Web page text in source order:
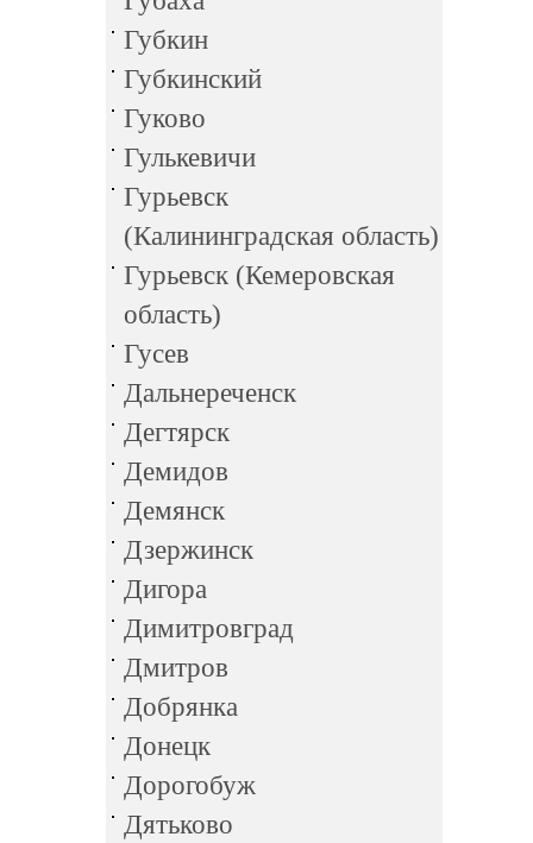
Губкин
Губкинский
Гуково
Гулькевичи
Гурьевск
(Калининградская область)
Гурьевск (Кемеровская
область)
Гусев
Дальнереченск
Дегтярск
Демидов
Демянск
Дзержинск
Дигора
Димитровград
Дмитров
Добрянка
Донецк
Дорогобуж
Дятьково